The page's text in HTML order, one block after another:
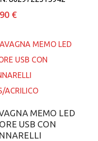
€
Aggiungi al carrello
MEMO LED
USB CON